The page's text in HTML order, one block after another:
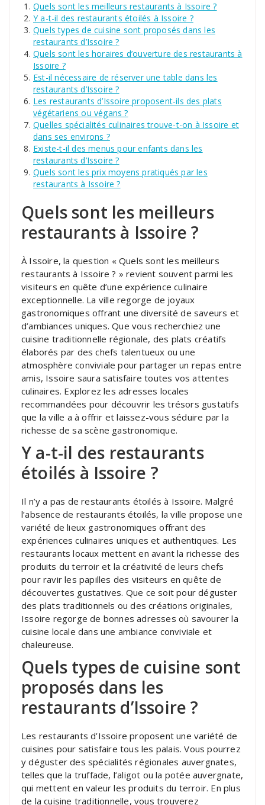
Quels sont les meilleurs restaurants à Issoire ?
Y a-t-il des restaurants étoilés à Issoire ?
Quels types de cuisine sont proposés dans les
restaurants d’Issoire ?
Quels sont les horaires d’ouverture des restaurants à
Issoire ?
Est-il nécessaire de réserver une table dans les
restaurants d’Issoire ?
Les restaurants d’Issoire proposent-ils des plats
végétariens ou végans ?
Quelles spécialités culinaires trouve-t-on à Issoire et
dans ses environs ?
Existe-t-il des menus pour enfants dans les
restaurants d’Issoire ?
Quels sont les prix moyens pratiqués par les
restaurants à Issoire ?
Quels sont les meilleurs
restaurants à Issoire ?
À Issoire, la question « Quels sont les meilleurs
restaurants à Issoire ? » revient souvent parmi les
visiteurs en quête d’une expérience culinaire
exceptionnelle. La ville regorge de joyaux
gastronomiques offrant une diversité de saveurs et
d’ambiances uniques. Que vous recherchiez une
cuisine traditionnelle régionale, des plats créatifs
élaborés par des chefs talentueux ou une
atmosphère conviviale pour partager un repas entre
amis, Issoire saura satisfaire toutes vos attentes
culinaires. Explorez les adresses locales
recommandées pour découvrir les trésors gustatifs
que la ville a à offrir et laissez-vous séduire par la
richesse de sa scène gastronomique.
Y a-t-il des restaurants
étoilés à Issoire ?
Il n’y a pas de restaurants étoilés à Issoire. Malgré
l’absence de restaurants étoilés, la ville propose une
variété de lieux gastronomiques offrant des
expériences culinaires uniques et authentiques. Les
restaurants locaux mettent en avant la richesse des
produits du terroir et la créativité de leurs chefs
pour ravir les papilles des visiteurs en quête de
découvertes gustatives. Que ce soit pour déguster
des plats traditionnels ou des créations originales,
Issoire regorge de bonnes adresses où savourer la
cuisine locale dans une ambiance conviviale et
chaleureuse.
Quels types de cuisine sont
proposés dans les
restaurants d’Issoire ?
Les restaurants d’Issoire proposent une variété de
cuisines pour satisfaire tous les palais. Vous pourrez
y déguster des spécialités régionales auvergnates,
telles que la truffade, l’aligot ou la potée auvergnate,
qui mettent en valeur les produits du terroir. En plus
de la cuisine traditionnelle, vous trouverez